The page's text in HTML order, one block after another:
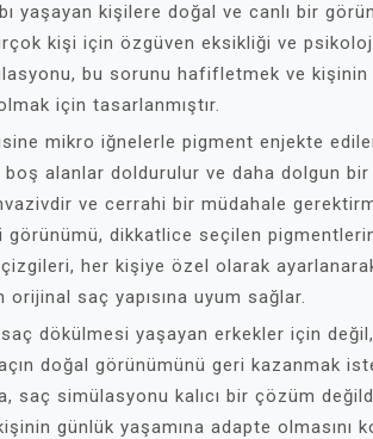
yaşayan kişilere doğal ve canlı bir
kişi için özgüven eksikliği ve
bu sorunu hafifletmek ve kişinin
için tasarlanmıştır.
mikro iğnelerle pigment enjekte
boş alanlar doldurulur ve daha dolgun
ve cerrahi bir müdahale
dikkatlice seçilen pigmentlerin
her kişiye özel olarak
saç yapısına uyum sağlar.
dökülmesi yaşayan erkekler için değil,
doğal görünümünü geri kazanmak
saç simülasyonu kalıcı bir çözüm
günlük yaşamına adapte olmasını